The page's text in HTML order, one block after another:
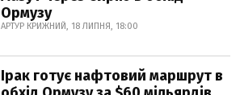
Ормузу
АРТУР КРИЖНИЙ, 18 ЛИПНЯ, 18:00
Ірак готує нафтовий маршрут в